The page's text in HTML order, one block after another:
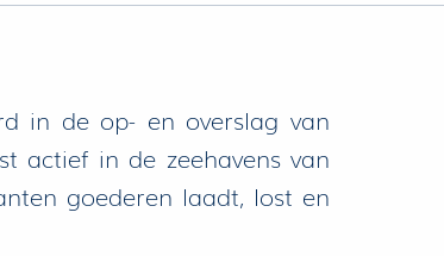
in de op- en overslag van
actief in de zeehavens van
goederen laadt, lost en